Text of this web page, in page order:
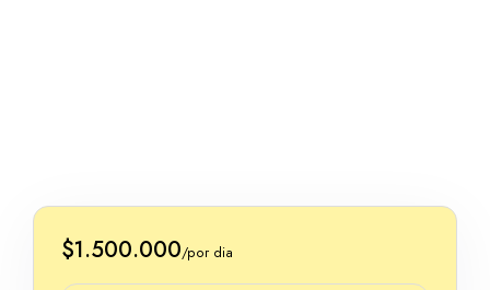
$1.500.000/por dia